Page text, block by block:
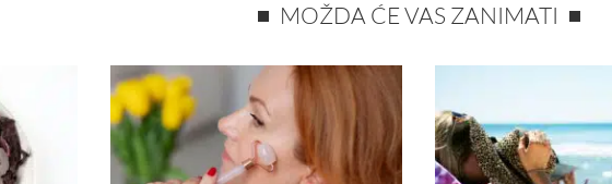
MOŽDA ĆE VAS ZANIMATI